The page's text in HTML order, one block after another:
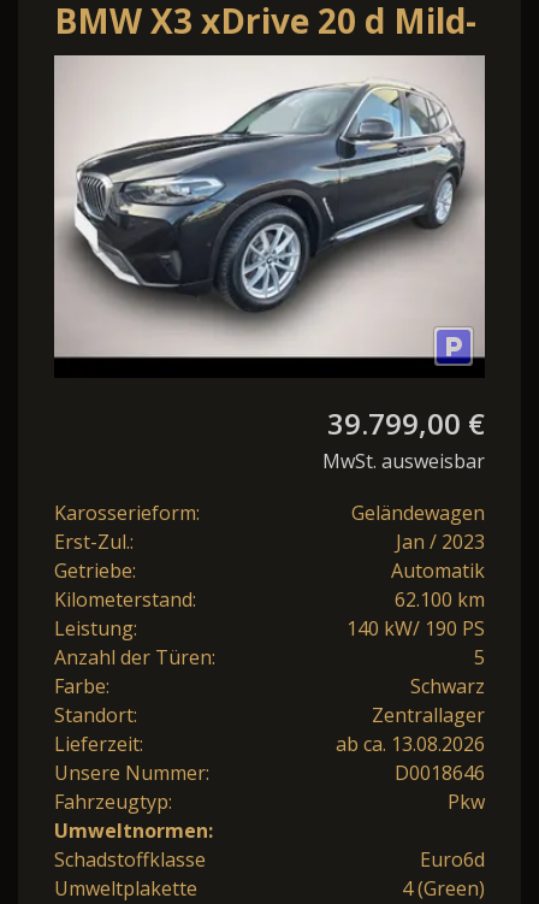
BMW X3 xDrive 20 d Mild-
Hybrid 2.0 xDrive KAM
39.799,00 €
MwSt. ausweisbar
Karosserieform:
Geländewagen
Erst-Zul.:
Jan / 2023
Getriebe:
Automatik
Kilometerstand:
62.100 km
Leistung:
140 kW/ 190 PS
Anzahl der Türen:
5
Farbe:
Schwarz
Standort:
Zentrallager
Lieferzeit:
ab ca. 13.08.2026
Unsere Nummer:
D0018646
Fahrzeugtyp:
Pkw
Umweltnormen:
Schadstoffklasse
Euro6d
Umweltplakette
4 (Green)